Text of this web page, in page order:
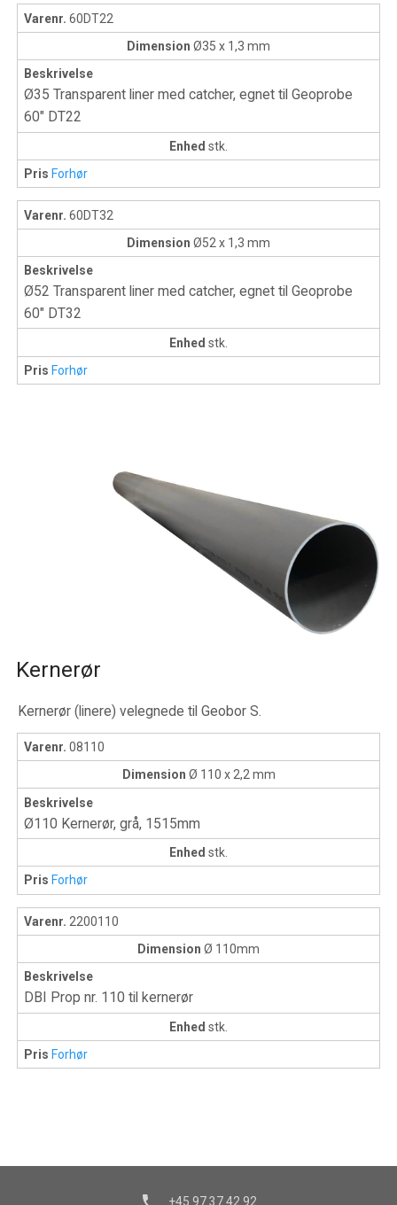
Varenr. 60DT22
Dimension Ø35 x 1,3 mm
Beskrivelse
Ø35 Transparent liner med catcher, egnet til Geoprobe
60" DT22
Enhed stk.
Pris Forhør
Varenr. 60DT32
Dimension Ø52 x 1,3 mm
Beskrivelse
Ø52 Transparent liner med catcher, egnet til Geoprobe
60" DT32
Enhed stk.
Pris Forhør
Kernerør
Kernerør (linere) velegnede til Geobor S.
Varenr. 08110
Dimension Ø 110 x 2,2 mm
Beskrivelse
Ø110 Kernerør, grå, 1515mm
Enhed stk.
Pris Forhør
Varenr. 2200110
Dimension Ø 110mm
Beskrivelse
DBI Prop nr. 110 til kernerør
Enhed stk.
Pris Forhør
+45 97 37 42 92